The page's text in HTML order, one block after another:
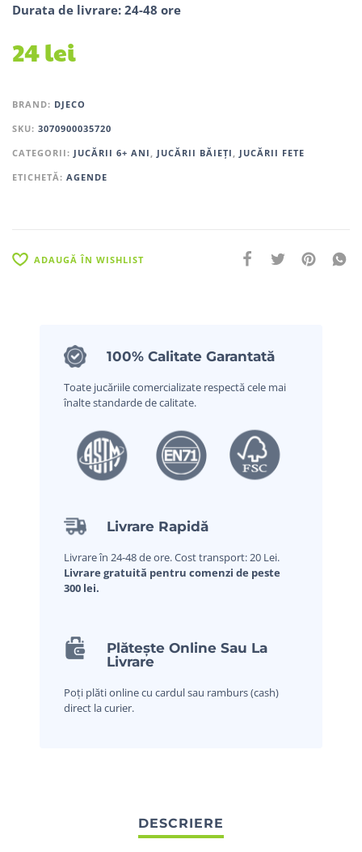
Durata de livrare: 24-48 ore
24lei
BRAND: DJECO
SKU: 3070900035720
CATEGORII: JUCĂRII 6+ ANI JUCĂRII BĂIEȚI
JUCĂRII FETE
ETICHETĂ: AGENDE
ADAUGĂ ÎN WISHLIST
100% Calitate Garantată
Toate jucăriile comercializate respectă cele mai
înalte standarde de calitate.
Livrare Rapidă
Livrare în 24-48 de ore. Cost transport: 20 Lei.
Livrare gratuită pentru comenzi de peste
300 lei.
Plătește Online Sau La
Livrare
Poți plăti online cu cardul sau ramburs (cash)
direct la curier.